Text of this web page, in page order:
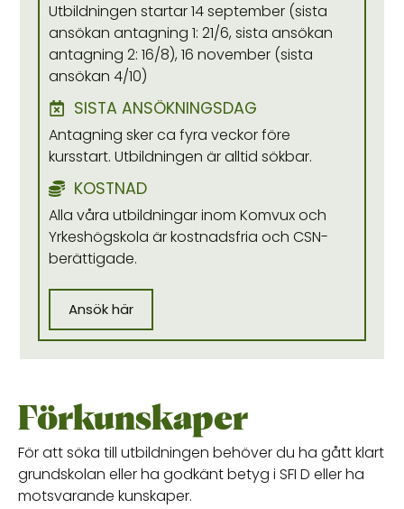
Utbildningen startar 14 september (sista
ansökan antagning 1: 21/6, sista ansökan
antagning 2: 16/8), 16 november (sista
ansökan 4/10)
SISTA ANSÖKNINGSDAG
Antagning sker ca fyra veckor före
kursstart. Utbildningen är alltid sökbar.
KOSTNAD
Alla våra utbildningar inom Komvux och
Yrkeshögskola är kostnadsfria och CSN-
berättigade.
Ansök här
Förkunskaper
För att söka till utbildningen behöver du ha gått klart
grundskolan eller ha godkänt betyg i SFI D eller ha
motsvarande kunskaper.